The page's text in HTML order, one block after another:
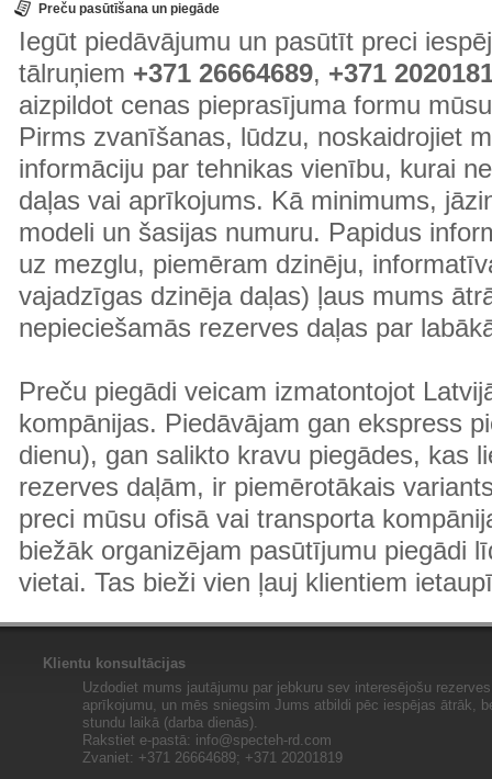
Preču pasūtīšana un piegāde
Iegūt piedāvājumu un pasūtīt preci
tālruņiem +371 26664689, +371
aizpildot cenas pieprasījuma formu
Pirms zvanīšanas, lūdzu, noskaidrojiet
informāciju par tehnikas vienību, kurai
daļas vai aprīkojums. Kā minimums,
modeli un šasijas numuru. Papidus
uz mezglu, piemēram dzinēju,
vajadzīgas dzinēja daļas) ļaus mums
nepieciešamās rezerves daļas par
Preču piegādi veicam izmatontojot
kompānijas. Piedāvājam gan ekspress
dienu), gan salikto kravu piegādes, kas
rezerves daļām, ir piemērotākais
preci mūsu ofisā vai transporta
biežāk organizējam pasūtījumu piegādi
vietai. Tas bieži vien ļauj klientiem
Klientu konsultācijas
Uzdodiet mums jautājumu par jebkuru sev interesējošu
aprīkojumu, un mēs sniegsim Jums atbildi pēc iespējas ātrāk,
stundu laikā (darba dienās).
Rakstiet e-pastā: info@specteh-rd.com
Zvaniet: +371 26664689; +371 20201819